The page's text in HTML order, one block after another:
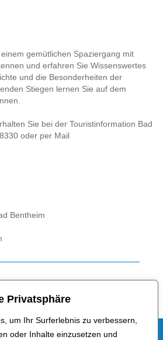
Privatsphäre
um Ihr Surferlebnis zu verbessern,
oder Inhalte einzusetzen und
gemütlichen Spaziergang mit
und erfahren Sie Wissenswertes
und die Besonderheiten der
Stiegen lernen Sie auf dem
Sie bei der Touristinformation Bad
oder per Mail
Bentheim
Folge uns